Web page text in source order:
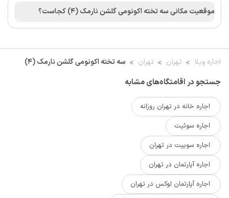
موقعیت مکانی سه تخته اکونومی گلشن نارمک (4) کجاست؟
اجاره ویلا تهران تهران سه تخته اکونومی گلشن نارمک (4)
جستجو در اقامتگاه‌های مشابه
اجاره خانه در تهران روزانه
اجاره سوئیت
اجاره سوییت در تهران
اجاره آپارتمان در تهران
اجاره آپارتمان لوکس در تهران